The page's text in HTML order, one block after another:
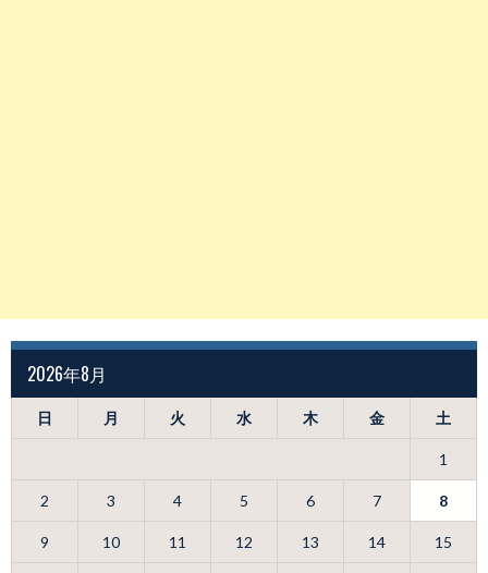
2026年8月
日 月 火 水 木 金 土
1
2 3 4 5 6 7 8
9 10 11 12 13 14 15